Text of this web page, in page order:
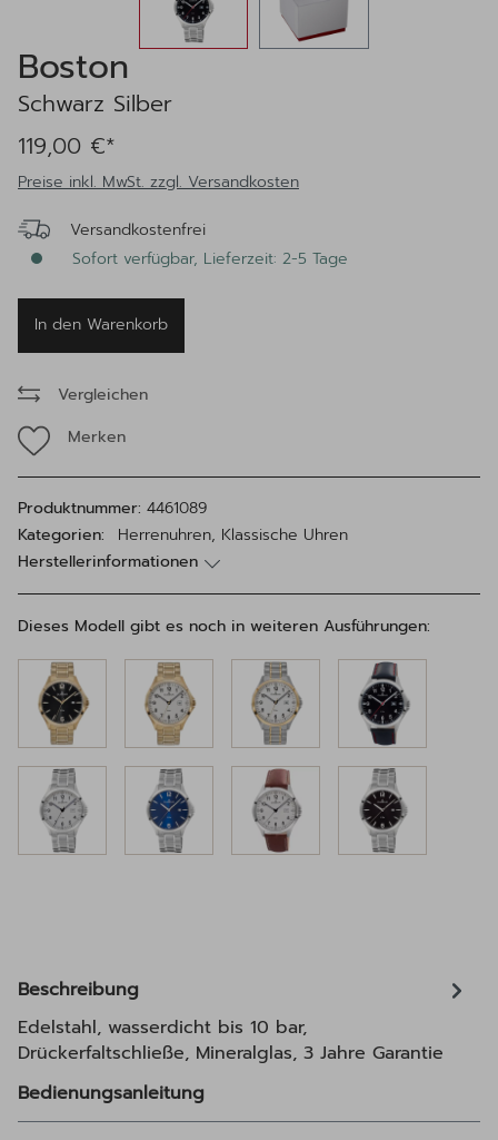
Boston
Schwarz Silber
119,00 €*
Preise inkl. MwSt. zzgl. Versandkosten
Versandkostenfrei
Sofort verfügbar, Lieferzeit: 2-5 Tage
In den Warenkorb
Vergleichen
Merken
Produktnummer: 4461089
Kategorien:
Herrenuhren, Klassische Uhren
Herstellerinformationen
Dieses Modell gibt es noch in weiteren Ausführungen:
Beschreibung
Edelstahl, wasserdicht bis 10 bar,
Drückerfaltschließe, Mineralglas, 3 Jahre Garantie
Bedienungsanleitung